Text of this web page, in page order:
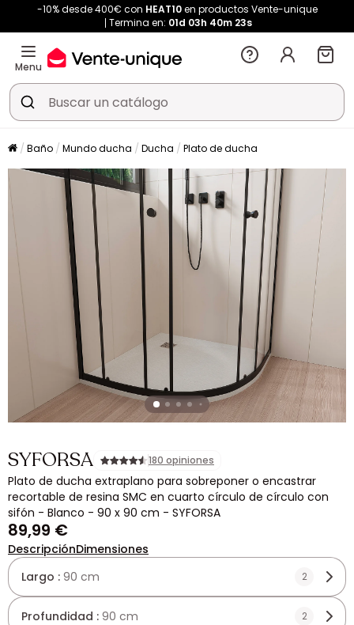
-10% desde 400€ con HEAT10en productos Vente-unique
Termina en: 01d 03h 40m 22s
Menu
Baño Mundo ducha Ducha Plato de ducha
SYFORSA 180 opiniones
Plato de ducha extraplano para sobreponer o encastrar
recortable de resina SMC en cuarto círculo de círculo con
sifón - Blanco - 90 x 90 cm - SYFORSA
89,99 €
DescripciónDimensiones
Largo : 90 cm 2
Profundidad : 90 cm 2